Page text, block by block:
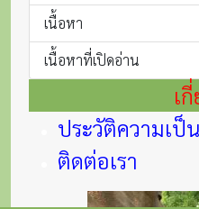
เนื้อหา
เนื้อหาที่เปิดอ่าน
เ
ประวัติความเป็
ติดต่อเรา